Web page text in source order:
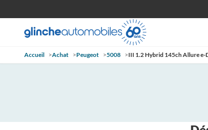
Accueil >Achat >Peugeot >5008 >III 1.2 Hybrid 145ch Allure e-